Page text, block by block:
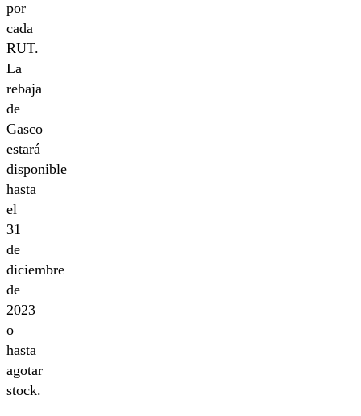
por
cada
RUT.
La
rebaja
de
Gasco
estará
disponible
hasta
el
31
de
diciembre
de
2023
o
hasta
agotar
stock.